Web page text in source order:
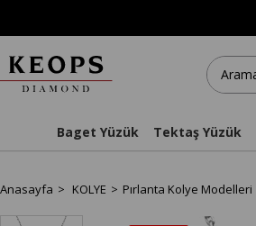
Baget Yüzük Tektaş Yüzük
Anasayfa KOLYE Pırlanta Kolye Modelleri